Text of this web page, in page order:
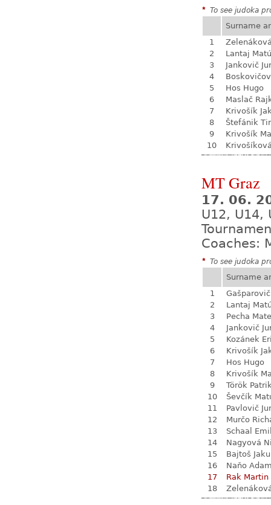
* To see judoka
Surname
1
2
Lantaj
3
Jankovič
4
5
Hos Hugo
6
Maslač
7
Krivošík
8
Štefánik
9
Krivošík
10
MT Graz
17. 06.
U12, U14,
Coaches:
* To see judoka
Surname
1
2
Lantaj
3
Pecha
4
Jankovič
5
Kozánek
6
Krivošík
7
Hos Hugo
8
Krivošík
9
Török
10
Ševčík
11
Pavlovič
12
Murčo
13
Schaal
14
Nagyová
15
Bajtoš
16
Naňo
17
Rak Martin
18